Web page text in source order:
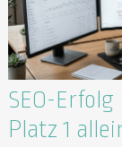
SEO-
Platz 1